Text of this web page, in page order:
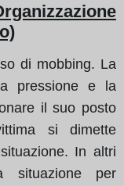
di mobbing. La
pressione e la
il suo posto
si dimette
In altri
situazione per